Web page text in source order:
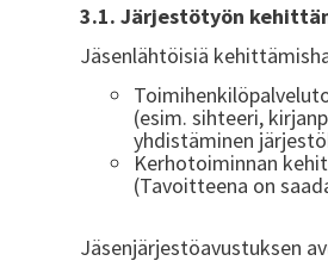
3.1. Järjestötyön
Jäsenlähtöisiä
(esim. sihteeri,
yhdistäminen
Kerhotoiminnan
(Tavoitteena on
Jäsenjärjestöavustuksen